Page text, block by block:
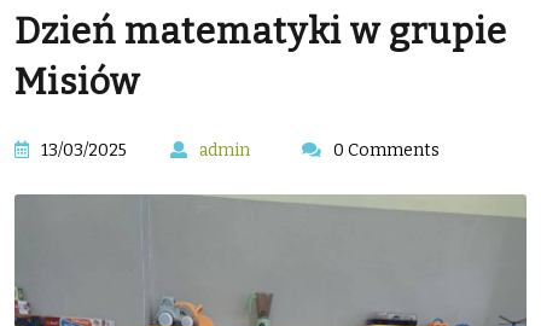
Dzień matematyki w grupie
Misiów
13/03/2025 admin 0 Comments